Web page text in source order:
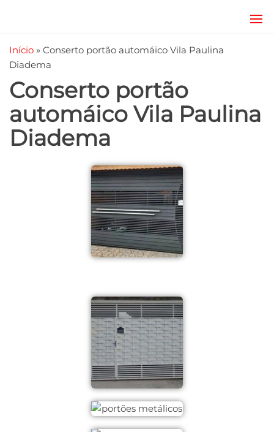
Estruturas
e
Serralheria
coberturas
metálicas,
metálico,
telhado
metálico,
portões,
grades
entre
Início » Conserto portão automáico Vila Paulina
Diadema
Conserto portão
automáico Vila Paulina
Diadema